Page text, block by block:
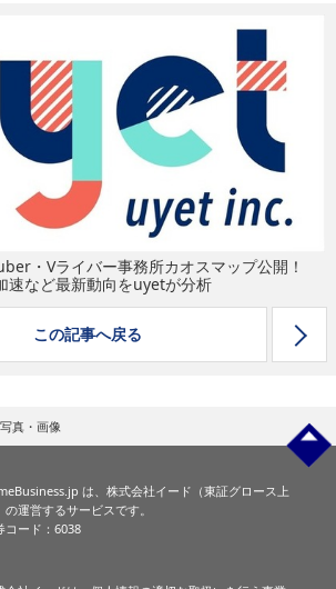
・Vライバー事務所カオスマップ公開！
速など最新動向をuyetが分析
この記事へ戻る
写真・画像
は、株式会社イード（東証グロース上
の運営するサービスです。
コード：6038